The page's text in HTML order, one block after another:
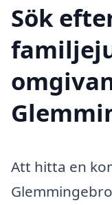
Sök
Att hitta en